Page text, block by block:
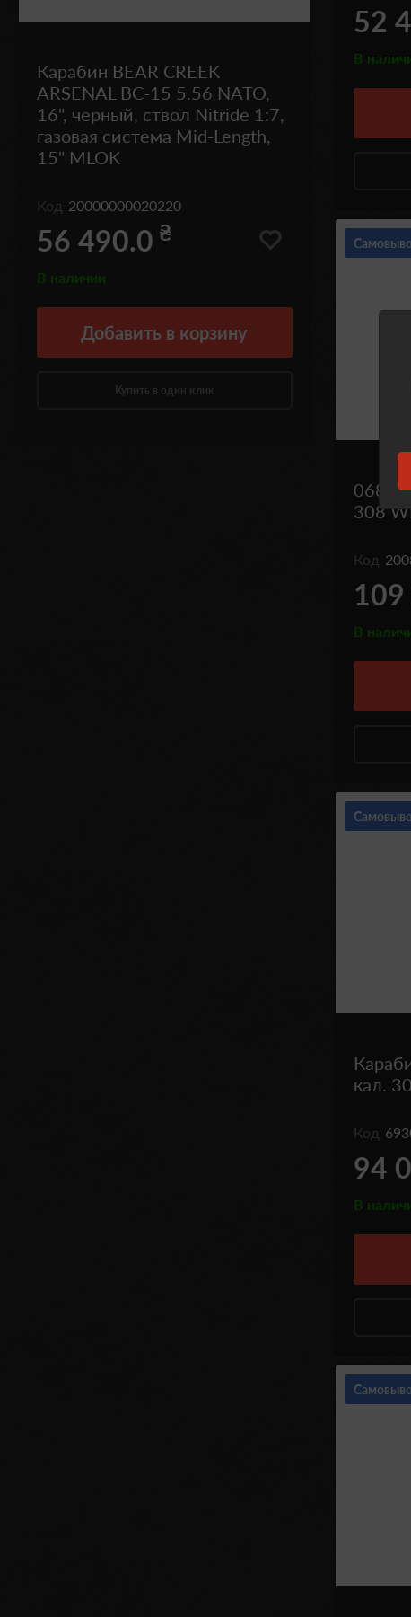
Карабин BEAR CREEK
ARSENAL BC-15 5.56 NATO,
16", черный, ствол Nitride 1:7,
газовая система Mid-Length,
15" MLOK
Код 20000000020220
56 490.0 ₴
В наличии
Добавить в корзину
Купить в один клик
52
В
06821
308
Код
В
кал.
Код
94
В